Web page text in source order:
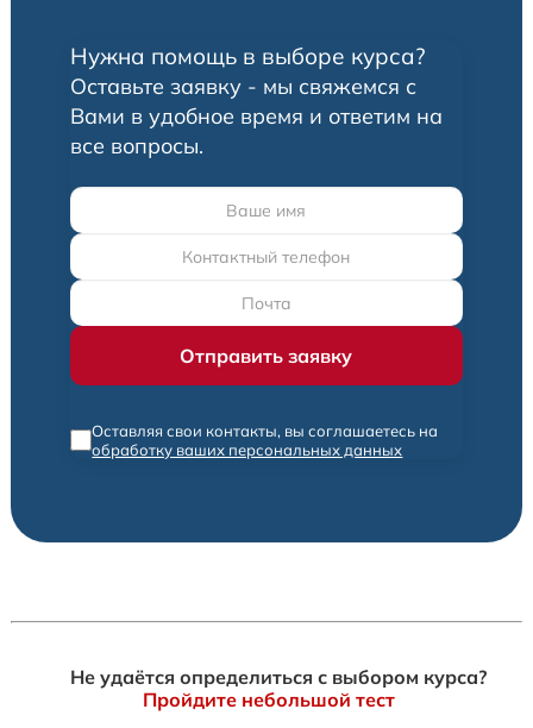
Нужна помощь в выборе курса?
Оставьте заявку - мы свяжемся с
Вами в удобное время и ответим на
все вопросы.
Оставляя свои контакты, вы соглашаетесь на
обработку ваших персональных данных
Не удаётся определиться с выбором курса?
Пройдите небольшой тест